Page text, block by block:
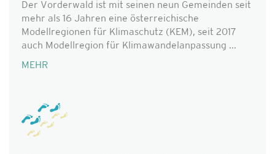
Der Vorderwald ist mit seinen neun Gemeinden seit
mehr als 16 Jahren eine österreichische
Modellregionen für Klimaschutz (KEM), seit 2017
auch Modellregion für Klimawandelanpassung ...
MEHR